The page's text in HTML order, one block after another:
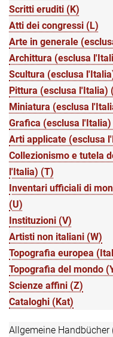
Scritti eruditi (K)
Atti dei congressi (L)
Arte in generale
Archittura (esclusa
Scultura (esclusa
Pittura (esclusa l'Italia)
Miniatura (esclusa
Grafica (esclusa l'Italia)
Arti applicate (esclusa
Collezionismo e tutela
l'Italia) (T)
Inventari ufficiali di
(U)
Instituzioni (V)
Artisti non italiani (W)
Topografia europea
Topografia del mondo
Scienze affini (Z)
Cataloghi (Kat)
Allgemeine Handbücher